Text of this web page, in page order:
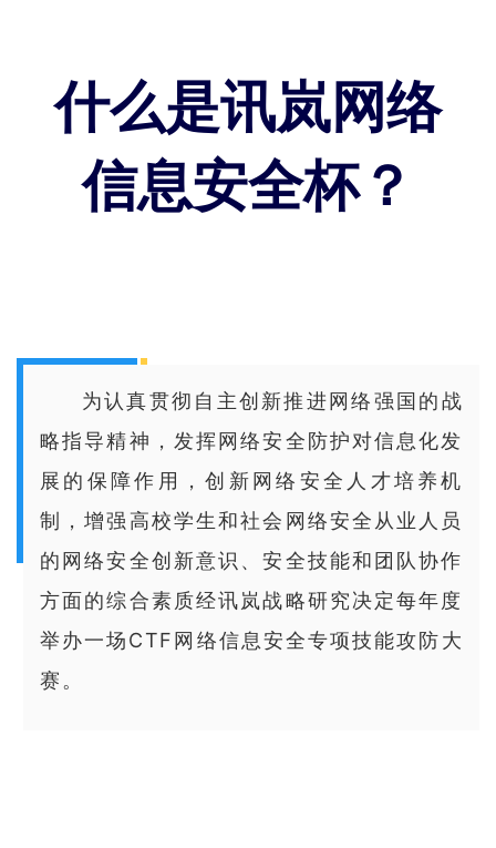
什么是讯岚网络
信息安全杯？
为认真贯彻自主创新推进网络强国的战
略指导精神，发挥网络安全防护对信息化发
展的保障作用，创新网络安全人才培养机
制，增强高校学生和社会网络安全从业人员
的网络安全创新意识、安全技能和团队协作
方面的综合素质经讯岚战略研究决定每年度
举办一场CTF网络信息安全专项技能攻防大
赛。